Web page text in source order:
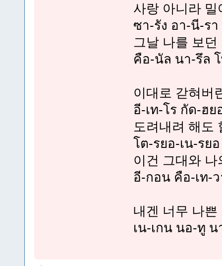
사랑 아니라 밀
ซา-รัง อา-นี-ร
그날 나를 보
คือ-นัล นา-รึล
이대로 갇혀버
อี-เท-โร กัด-ฮ
도려내려 해도
โต-รยอ-เน-รย
이건 그대와
อี-กอน คือ-เท-
내겐 너무 나쁜
เน-เกน นอ-ทู